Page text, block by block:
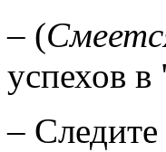
– (
успехов
–